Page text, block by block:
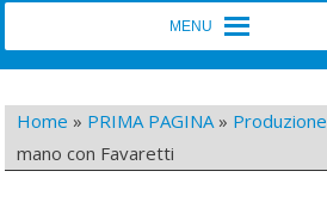
Home » PRIMA PAGINA» Produzione
mano con Favaretti